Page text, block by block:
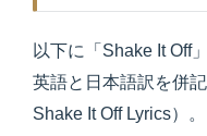
以下に「Shake It Off
英語と日本語訳を併
Shake It Off Lyrics）。